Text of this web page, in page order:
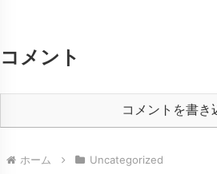
コメント
コメントを書き
ホーム Uncategorized